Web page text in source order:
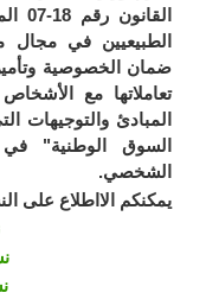
الطبيعيين في مجال
ضمان الخصوصية
تعاملاتها مع
المبادئ والتوجيهات
السوق الوطنية"
الشخصي.
يمكنكم الااطلاع على